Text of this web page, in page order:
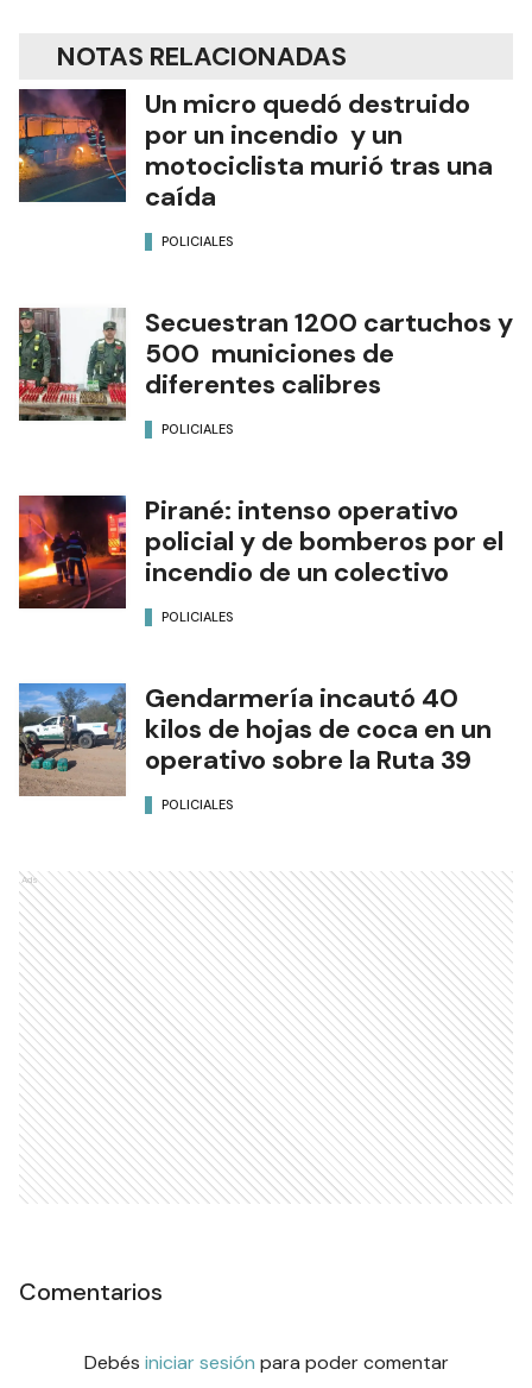
NOTAS RELACIONADAS
Un micro quedó destruido
por un incendio y un
motociclista murió tras una
caída
POLICIALES
Secuestran 1200 cartuchos y
500 municiones de
diferentes calibres
POLICIALES
Pirané: intenso operativo
policial y de bomberos por el
incendio de un colectivo
POLICIALES
Gendarmería incautó 40
kilos de hojas de coca en un
operativo sobre la Ruta 39
POLICIALES
Ads
Comentarios
Debés iniciar sesión para poder comentar